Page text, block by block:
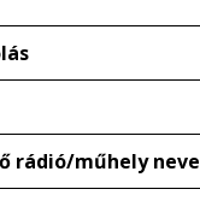
rádió/műhely neve